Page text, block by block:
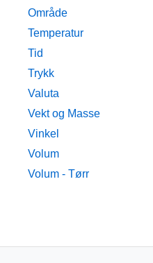
Område
Temperatur
Tid
Trykk
Valuta
Vekt og Masse
Vinkel
Volum
Volum - Tørr